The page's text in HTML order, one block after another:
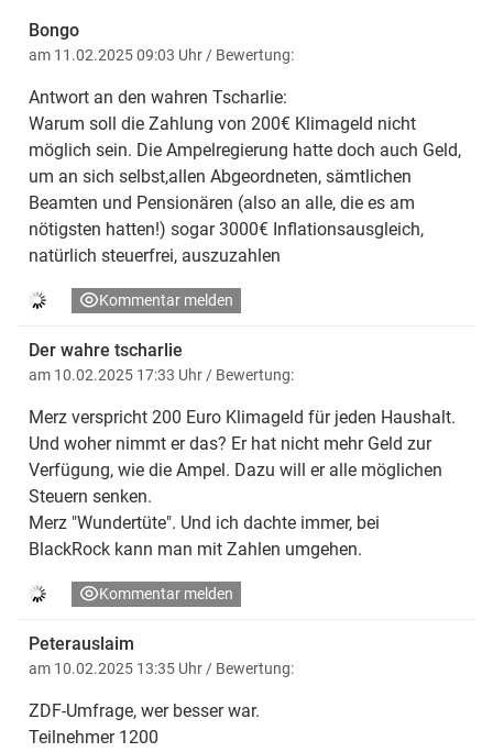
Bongo
am 11.02.2025 09:03 Uhr/ Bewertung:
Antwort an den wahren Tscharlie:
Warum soll die Zahlung von 200€ Klimageld nicht
möglich sein. Die Ampelregierung hatte doch auch Geld,
um an sich selbst,allen Abgeordneten, sämtlichen
Beamten und Pensionären (also an alle, die es am
nötigsten hatten!) sogar 3000€ Inflationsausgleich,
natürlich steuerfrei, auszuzahlen
Kommentar melden
Der wahre tscharlie
am 10.02.2025 17:33 Uhr/ Bewertung:
Merz verspricht 200 Euro Klimageld für jeden Haushalt.
Und woher nimmt er das? Er hat nicht mehr Geld zur
Verfügung, wie die Ampel. Dazu will er alle möglichen
Steuern senken.
Merz "Wundertüte". Und ich dachte immer, bei
BlackRock kann man mit Zahlen umgehen.
Kommentar melden
Peterauslaim
am 10.02.2025 13:35 Uhr/ Bewertung:
ZDF-Umfrage, wer besser war.
Teilnehmer 1200